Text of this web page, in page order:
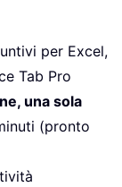
per Excel,
Tab Pro
una sola
(pronto